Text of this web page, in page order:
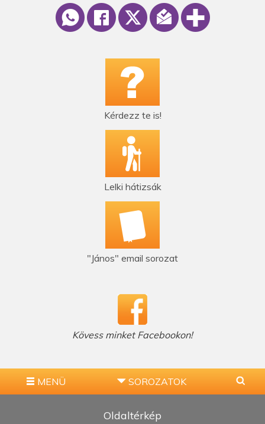
Kérdezz te is!
Lelki hátizsák
"János" email sorozat
Kövess minket Facebookon!
MENÜ SOROZATOK
Oldaltérkép